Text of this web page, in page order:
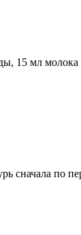
15 мл
сначала по